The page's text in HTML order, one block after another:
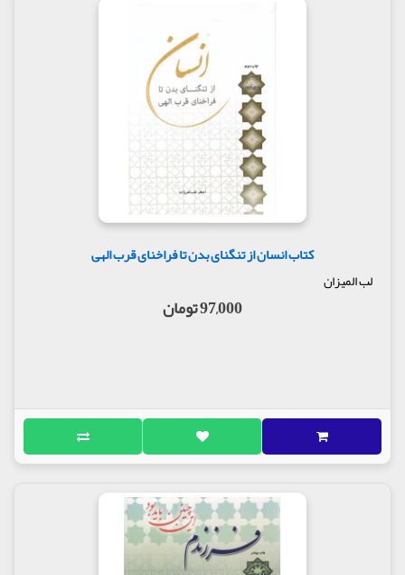
کتاب انسان از تنگنای بدن تا فراخنای قرب الهی
لب المیزان
97,000 تومان